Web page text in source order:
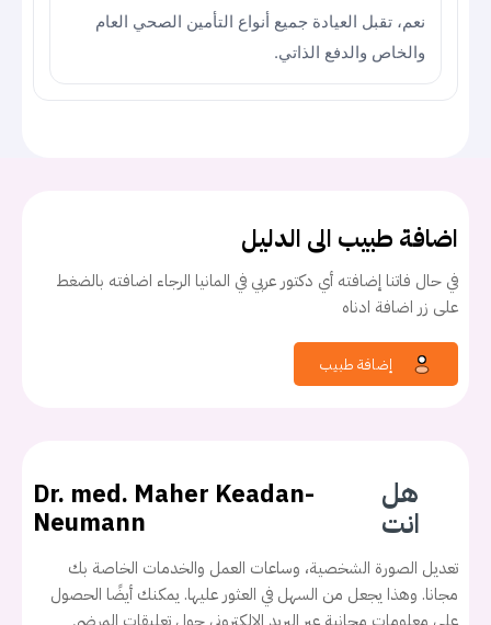
نعم، تقبل العيادة جميع أنواع التأمين الصحي العام
والخاص والدفع الذاتي.
اضافة طبيب الى الدليل
في حال فاتنا إضافته أي دكتور عربي في المانيا الرجاء اضافته بالضغط
على زر اضافة ادناه
هل
انت
Dr. med. Maher Keadan-
Neumann
تعديل الصورة الشخصية، وساعات العمل والخدمات الخاصة بك
مجانا. وهذا يجعل من السهل في العثور عليها. يمكنك أيضًا الحصول